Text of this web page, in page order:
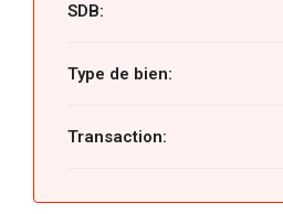
SDB:
Type de bien:
Transaction: